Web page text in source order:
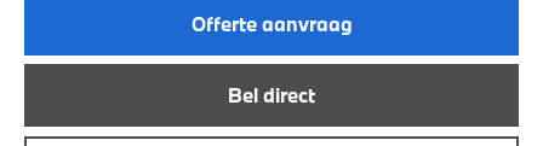
Offerte aanvraag
Bel direct